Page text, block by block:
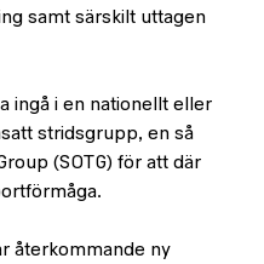
samt särskilt uttagen
ingå i en nationellt eller
stridsgrupp, en så
(SOTG) för att där
återkommande ny